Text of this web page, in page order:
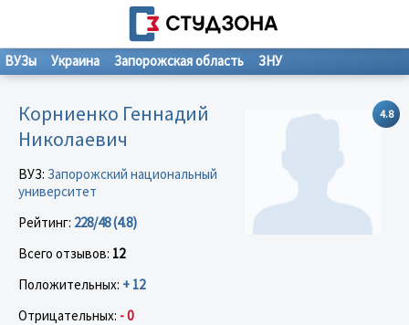
ВУЗы Украина Запорожская область ЗНУ
4.8
Корниенко Геннадий
Николаевич
ВУЗ: Запорожский национальный
университет
Рейтинг: 228/48 (4.8)
Всего отзывов: 12
Положительных: + 12
Отрицательных: - 0